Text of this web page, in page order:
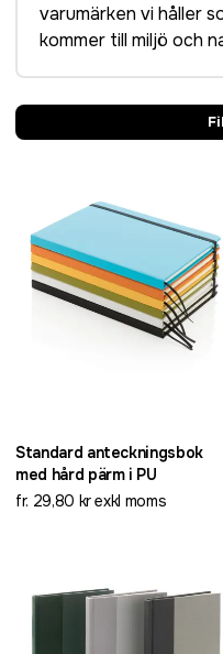
varumärken vi håller
kommer till miljö och
Standard anteckningsbok
med hård pärm i PU
fr. 29,80 kr exkl moms